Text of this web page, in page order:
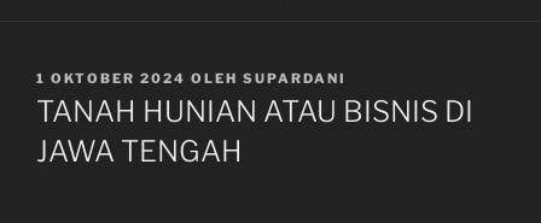
DIPOSKAN
PADA
1 OKTOBER 2024 OLEH SUPARDANI
TANAH HUNIAN ATAU BISNIS DI
JAWA TENGAH